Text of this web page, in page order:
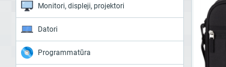
Monitori, displeji, projektori
Datori
Programmatūra